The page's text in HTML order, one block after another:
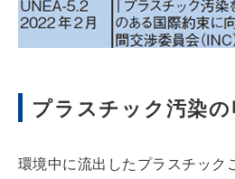
プラスチック汚染
環境中に流出したプラスチック